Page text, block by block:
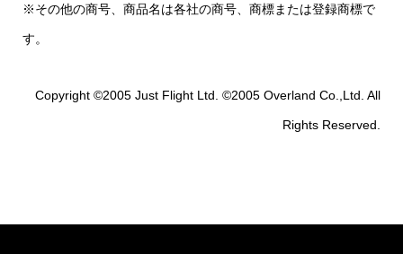
※その他の商号、商品名は各社の商号、商標または登録商標で
す。
Copyright ©2005 Just Flight Ltd. ©2005 Overland Co.,Ltd. All
Rights Reserved.